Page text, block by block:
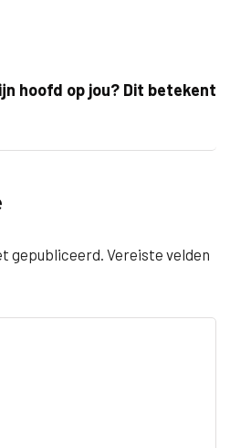
hoofd op jou? Dit betekent
gepubliceerd. Vereiste velden